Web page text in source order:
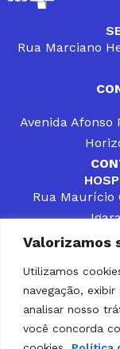
Valorizamos
Utilizamos
navegação,
analisar nosso
você concorda
Rua Marciano
Avenida Afonso
Rua Maurício
CONTATOS
PÚBLICOS QUE
POPULAÇÃO
PARCEIRO
SOLUÇÃO DE
GESTORES